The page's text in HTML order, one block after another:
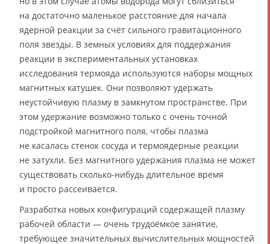
на достаточно маленькое расстояние для начала
ядерной реакции за счёт сильного гравитационного
поля звезды. В земных условиях для поддержания
реакции в экспериментальных установках
исследования термояда используются наборы мощных
магнитных катушек. Они позволяют удержать
неустойчивую плазму в замкнутом пространстве. При
этом удержание возможно только с очень точной
подстройкой магнитного поля, чтобы плазма
не касалась стенок сосуда и термоядерные реакции
не затухли. Без магнитного удержания плазма не может
существовать сколько-нибудь длительное время
и просто рассеивается.
Разработка новых конфигураций содержащей плазму
рабочей области — очень трудоёмкое занятие,
требующее значительных вычислительных мощностей